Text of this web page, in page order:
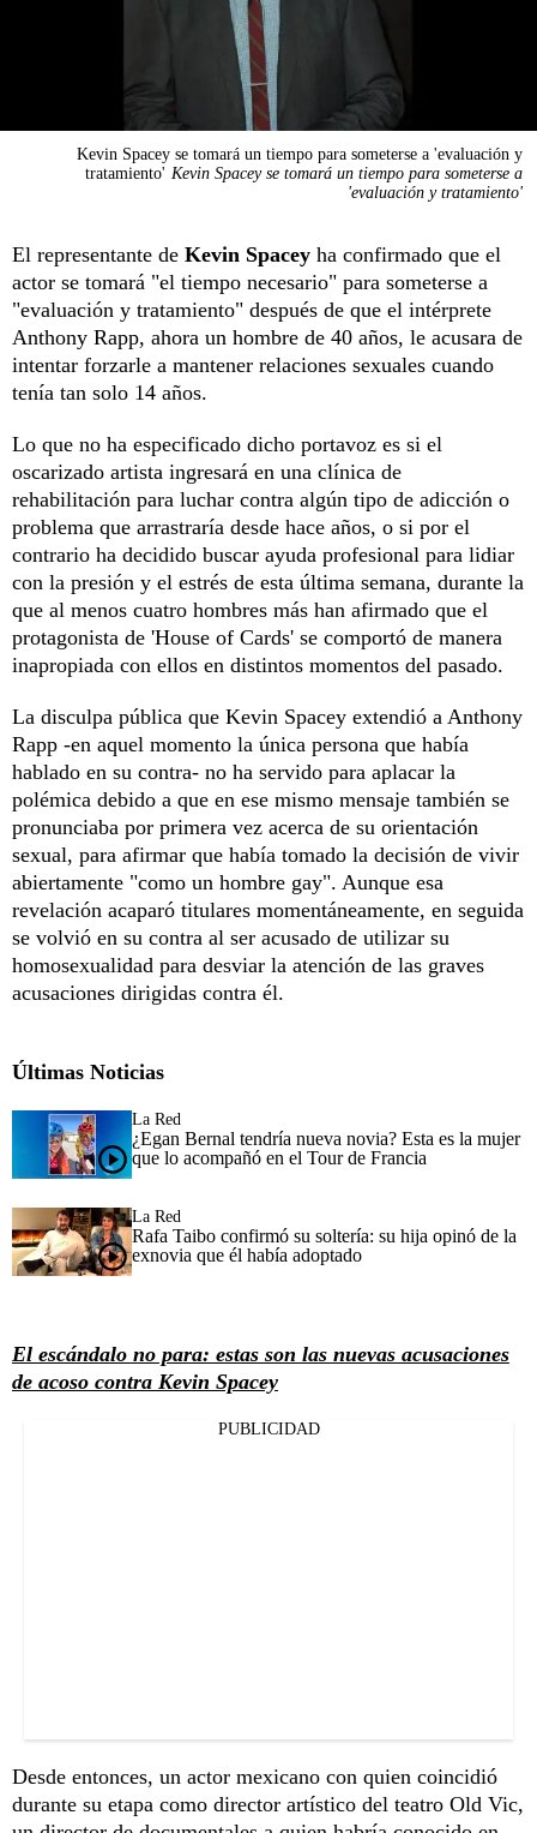
Kevin Spacey se tomará un tiempo para someterse a 'evaluación y
tratamiento' Kevin Spacey se tomará un tiempo para someterse a
'evaluación y tratamiento'
El representante de Kevin Spacey ha confirmado que el
actor se tomará "el tiempo necesario" para someterse a
"evaluación y tratamiento" después de que el intérprete
Anthony Rapp, ahora un hombre de 40 años, le acusara de
intentar forzarle a mantener relaciones sexuales cuando
tenía tan solo 14 años.
Lo que no ha especificado dicho portavoz es si el
oscarizado artista ingresará en una clínica de
rehabilitación para luchar contra algún tipo de adicción o
problema que arrastraría desde hace años, o si por el
contrario ha decidido buscar ayuda profesional para lidiar
con la presión y el estrés de esta última semana, durante la
que al menos cuatro hombres más han afirmado que el
protagonista de 'House of Cards' se comportó de manera
inapropiada con ellos en distintos momentos del pasado.
La disculpa pública que Kevin Spacey extendió a Anthony
Rapp -en aquel momento la única persona que había
hablado en su contra- no ha servido para aplacar la
polémica debido a que en ese mismo mensaje también se
pronunciaba por primera vez acerca de su orientación
sexual, para afirmar que había tomado la decisión de vivir
abiertamente "como un hombre gay". Aunque esa
revelación acaparó titulares momentáneamente, en seguida
se volvió en su contra al ser acusado de utilizar su
homosexualidad para desviar la atención de las graves
acusaciones dirigidas contra él.
Últimas Noticias
La Red
¿Egan Bernal tendría nueva novia? Esta es la mujer
que lo acompañó en el Tour de Francia
La Red
Rafa Taibo confirmó su soltería: su hija opinó de la
exnovia que él había adoptado
El escándalo no para: estas son las nuevas acusaciones
de acoso contra Kevin Spacey
PUBLICIDAD
Desde entonces, un actor mexicano con quien coincidió
durante su etapa como director artístico del teatro Old Vic,